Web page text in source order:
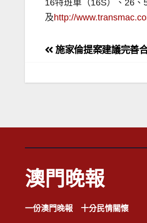
16特班車（16S）、26
及http://
文
導
施家倫提案建議完善
澳門晚報
一份澳門晚報 十分民情關懷